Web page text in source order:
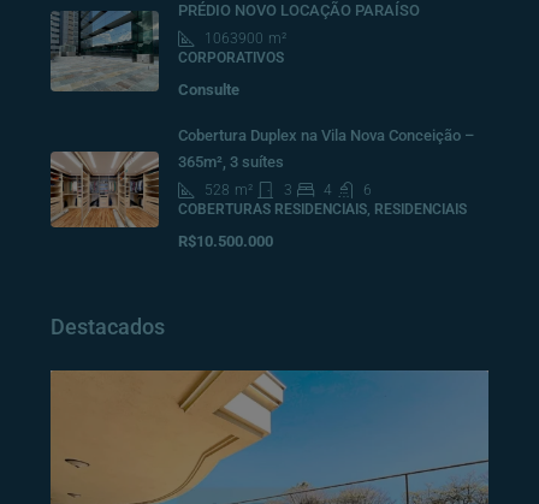
PRÉDIO NOVO LOCAÇÃO PARAÍSO
1063900 m²
CORPORATIVOS
Consulte
Cobertura Duplex na Vila Nova Conceição –
365m², 3 suítes
528 m² 3 4
6
COBERTURAS RESIDENCIAIS, RESIDENCIAIS
R$10.500.000
Destacados